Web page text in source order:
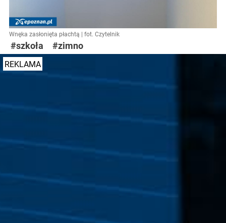
Wnęka zasłonięta płachtą | fot. Czytelnik
#szkoła #zimno
REKLAMA